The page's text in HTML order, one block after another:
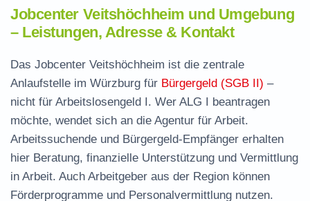
Jobcenter Veitshöchheim und Umgebung
– Leistungen, Adresse & Kontakt
Das Jobcenter Veitshöchheim ist die zentrale
Anlaufstelle im Würzburg für Bürgergeld (SGB II) –
nicht für Arbeitslosengeld I. Wer ALG I beantragen
möchte, wendet sich an die Agentur für Arbeit.
Arbeitssuchende und Bürgergeld-Empfänger erhalten
hier Beratung, finanzielle Unterstützung und Vermittlung
in Arbeit. Auch Arbeitgeber aus der Region können
Förderprogramme und Personalvermittlung nutzen.